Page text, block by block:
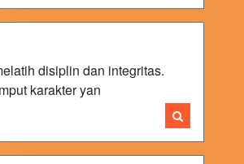
disiplin dan integritas.
karakter yan